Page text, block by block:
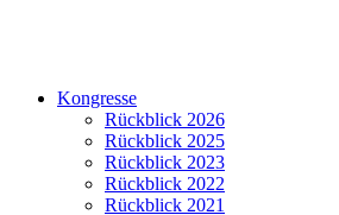
Kongresse
Rückblick 2026
Rückblick 2025
Rückblick 2023
Rückblick 2022
Rückblick 2021